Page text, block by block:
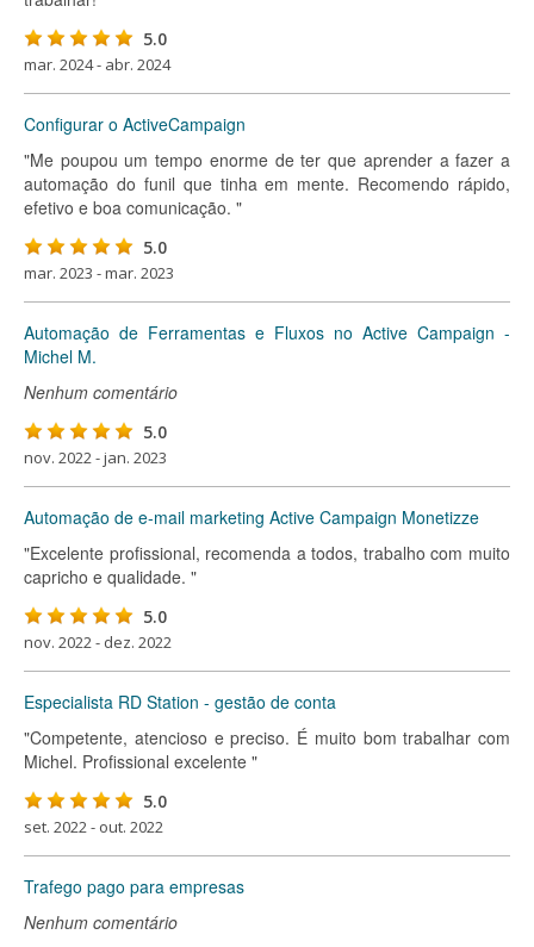
5.0
mar. 2024 - abr. 2024
Configurar o ActiveCampaign
"Me poupou um tempo enorme de ter que aprender a fazer a
automação do funil que tinha em mente. Recomendo rápido,
efetivo e boa comunicação. "
5.0
mar. 2023 - mar. 2023
Automação de Ferramentas e Fluxos no Active Campaign -
Michel M.
Nenhum comentário
5.0
nov. 2022 - jan. 2023
Automação de e-mail marketing Active Campaign Monetizze
"Excelente profissional, recomenda a todos, trabalho com muito
capricho e qualidade. "
5.0
nov. 2022 - dez. 2022
Especialista RD Station - gestão de conta
"Competente, atencioso e preciso. É muito bom trabalhar com
Michel. Profissional excelente "
5.0
set. 2022 - out. 2022
Trafego pago para empresas
Nenhum comentário